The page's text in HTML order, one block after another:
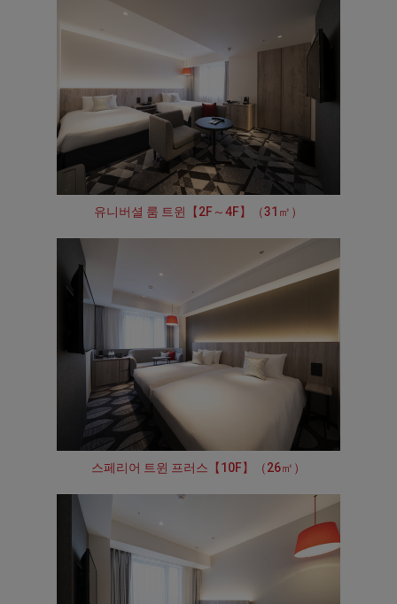
유니버셜 룸 트윈【2F～4F】（31㎡）
스페리어 트윈 프러스【10F】（26㎡）